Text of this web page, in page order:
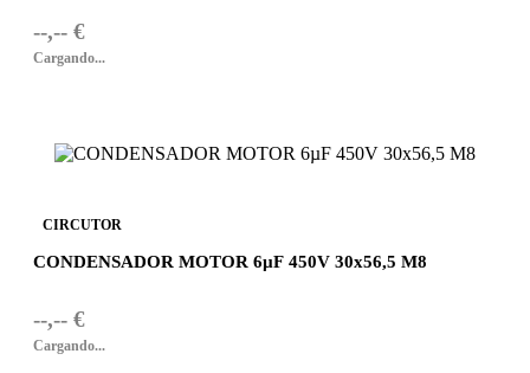
--,-- €
Cargando...
CIRCUTOR
CONDENSADOR MOTOR 6µF 450V 30x56,5 M8
--,-- €
Cargando...